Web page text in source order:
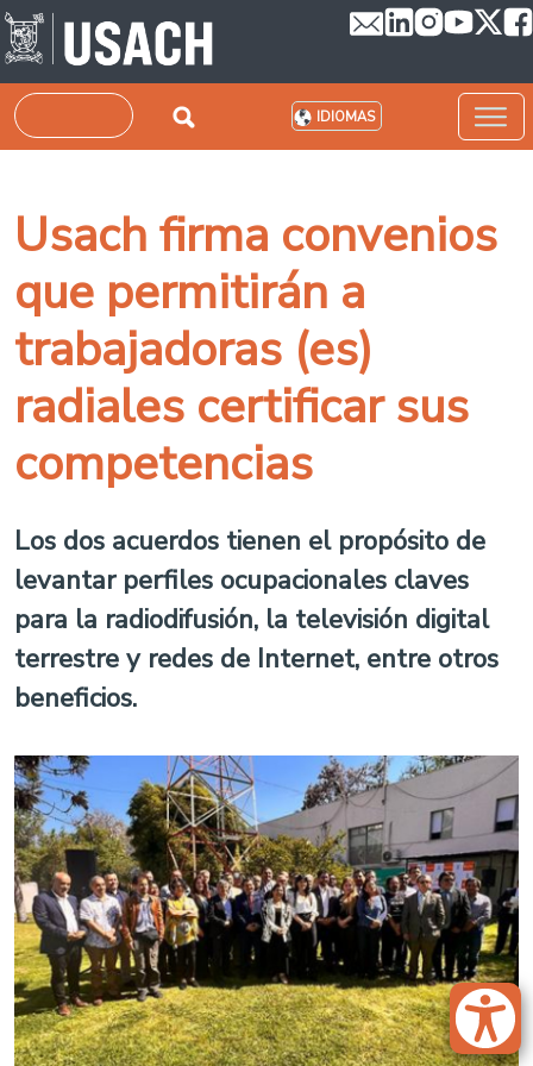
Pasar al contenido principal
Buscar IDIOMAS
Usach firma convenios
que permitirán a
trabajadoras (es)
radiales certificar sus
competencias
Los dos acuerdos tienen el propósito de
levantar perfiles ocupacionales claves
para la radiodifusión, la televisión digital
terrestre y redes de Internet, entre otros
beneficios.